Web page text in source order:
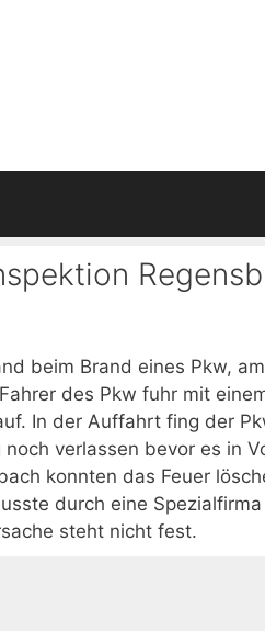
beim Brand eines Pkw,
des Pkw fuhr mit
In der Auffahrt fing der
verlassen bevor es in
konnten das Feuer
durch eine
steht nicht fest.